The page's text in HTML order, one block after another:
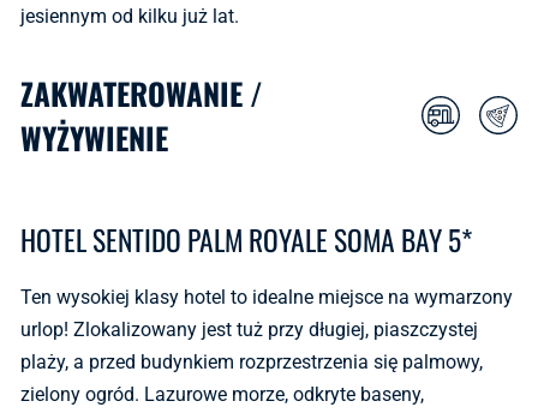
jesiennym od kilku już lat.
ZAKWATEROWANIE /
WYŻYWIENIE
HOTEL SENTIDO PALM ROYALE SOMA BAY 5*
Ten wysokiej klasy hotel to idealne miejsce na wymarzony
urlop! Zlokalizowany jest tuż przy długiej, piaszczystej
plaży, a przed budynkiem rozprzestrzenia się palmowy,
zielony ogród. Lazurowe morze, odkryte baseny,